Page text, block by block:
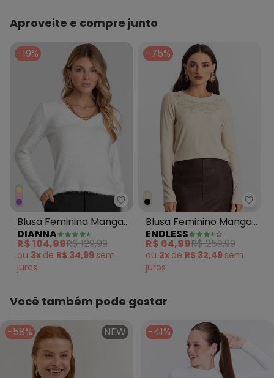
Aproveite e compre junto
-19%
Dianna - Blusa Feminina
Blusa Feminina Manga
Longa Tricot Felpudo
Bege
DIANNA
R$ 104,99R$ 129,99
ou 3x de R$ 34,99 sem
juros
-75%
Blusa Feminino Manga
Longa Bege
ENDLESS
R$ 64,99R$ 259,99
ou 2x de R$ 32,49 sem
juros
Você também pode gostar
-58% NEW -41%